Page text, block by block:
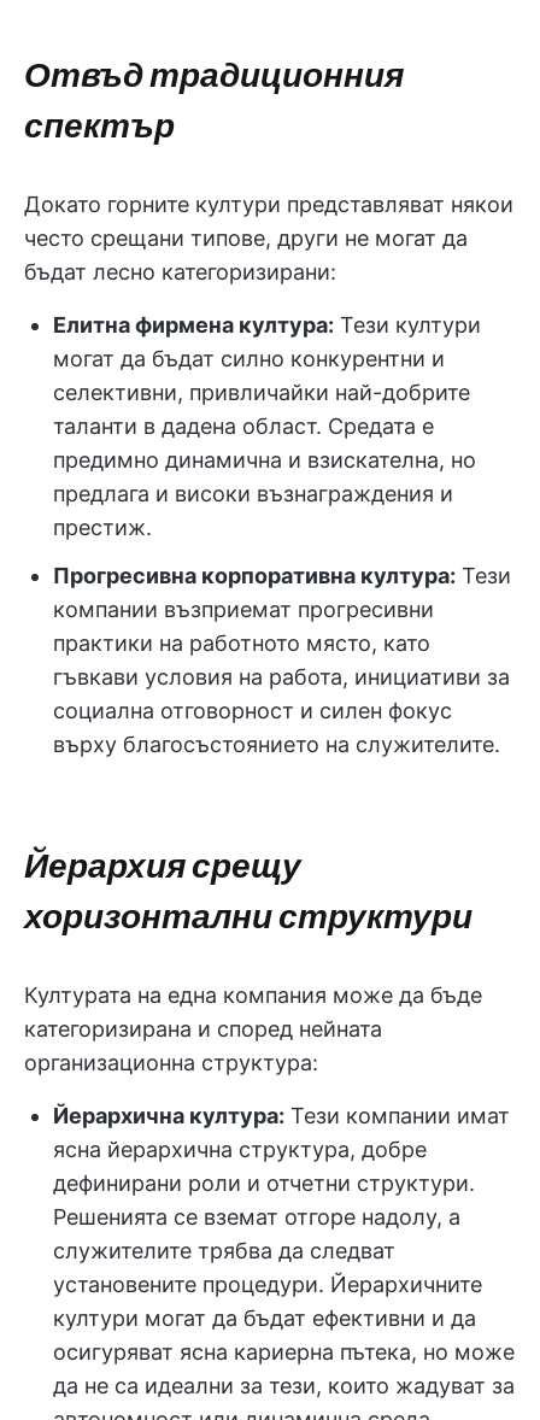
Отвъд традиционния
спектър
Докато горните култури представляват някои
често срещани типове, други не могат да
бъдат лесно категоризирани:
Елитна фирмена култура: Тези култури
могат да бъдат силно конкурентни и
селективни, привличайки най-добрите
таланти в дадена област. Средата е
предимно динамична и взискателна, но
предлага и високи възнаграждения и
престиж.
Прогресивна корпоративна култура: Тези
компании възприемат прогресивни
практики на работното място, като
гъвкави условия на работа, инициативи за
социална отговорност и силен фокус
върху благосъстоянието на служителите.
Йерархия срещу
хоризонтални структури
Културата на една компания може да бъде
категоризирана и според нейната
организационна структура:
Йерархична култура: Тези компании имат
ясна йерархична структура, добре
дефинирани роли и отчетни структури.
Решенията се вземат отгоре надолу, а
служителите трябва да следват
установените процедури. Йерархичните
култури могат да бъдат ефективни и да
осигуряват ясна кариерна пътека, но може
да не са идеални за тези, които жадуват за